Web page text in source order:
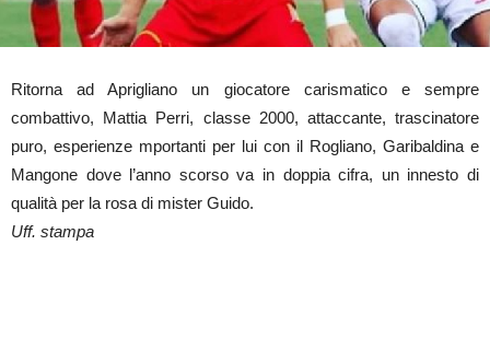
Ritorna ad Aprigliano un giocatore carismatico e sempre
combattivo, Mattia Perri, classe 2000, attaccante, trascinatore
puro, esperienze mportanti per lui con il Rogliano, Garibaldina e
Mangone dove l’anno scorso va in doppia cifra, un innesto di
qualità per la rosa di mister Guido.
Uff. stampa